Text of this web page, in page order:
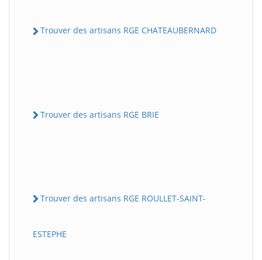
Trouver des artisans RGE CHATEAUBERNARD
Trouver des artisans RGE BRIE
Trouver des artisans RGE ROULLET-SAINT-
ESTEPHE